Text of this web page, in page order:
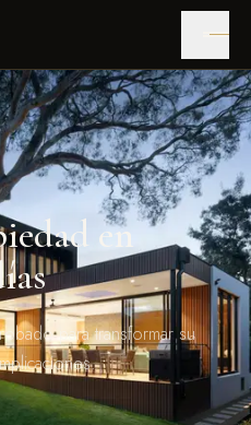
en
para transformar su